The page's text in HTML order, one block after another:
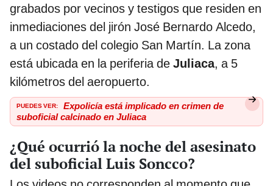
grabados por vecinos y testigos que residen en
inmediaciones del jirón José Bernardo Alcedo,
a un costado del colegio San Martín. La zona
está ubicada en la periferia de Juliaca, a 5
kilómetros del aeropuerto.
PUEDES VER: Expolicía está implicado en crimen de
suboficial calcinado en Juliaca
¿Qué ocurrió la noche del asesinato
del suboficial Luis Soncco?